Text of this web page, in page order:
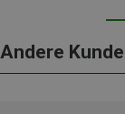
Andere